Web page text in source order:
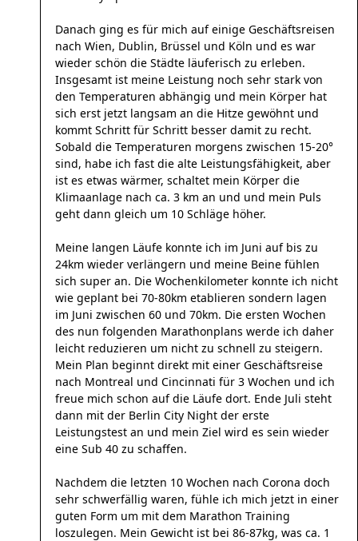
Danach ging es für mich auf einige Geschäftsreisen
nach Wien, Dublin, Brüssel und Köln und es war
wieder schön die Städte läuferisch zu erleben.
Insgesamt ist meine Leistung noch sehr stark von
den Temperaturen abhängig und mein Körper hat
sich erst jetzt langsam an die Hitze gewöhnt und
kommt Schritt für Schritt besser damit zu recht.
Sobald die Temperaturen morgens zwischen 15-20°
sind, habe ich fast die alte Leistungsfähigkeit, aber
ist es etwas wärmer, schaltet mein Körper die
Klimaanlage nach ca. 3 km an und und mein Puls
geht dann gleich um 10 Schläge höher.
Meine langen Läufe konnte ich im Juni auf bis zu
24km wieder verlängern und meine Beine fühlen
sich super an. Die Wochenkilometer konnte ich nicht
wie geplant bei 70-80km etablieren sondern lagen
im Juni zwischen 60 und 70km. Die ersten Wochen
des nun folgenden Marathonplans werde ich daher
leicht reduzieren um nicht zu schnell zu steigern.
Mein Plan beginnt direkt mit einer Geschäftsreise
nach Montreal und Cincinnati für 3 Wochen und ich
freue mich schon auf die Läufe dort. Ende Juli steht
dann mit der Berlin City Night der erste
Leistungstest an und mein Ziel wird es sein wieder
eine Sub 40 zu schaffen.
Nachdem die letzten 10 Wochen nach Corona doch
sehr schwerfällig waren, fühle ich mich jetzt in einer
guten Form um mit dem Marathon Training
loszulegen. Mein Gewicht ist bei 86-87kg, was ca. 1